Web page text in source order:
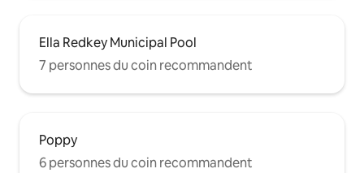
Ella Redkey Municipal Pool
7 personnes du coin recommandent
Poppy
6 personnes du coin recommandent